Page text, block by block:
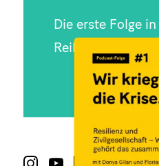
Die erste Folge
Reihe